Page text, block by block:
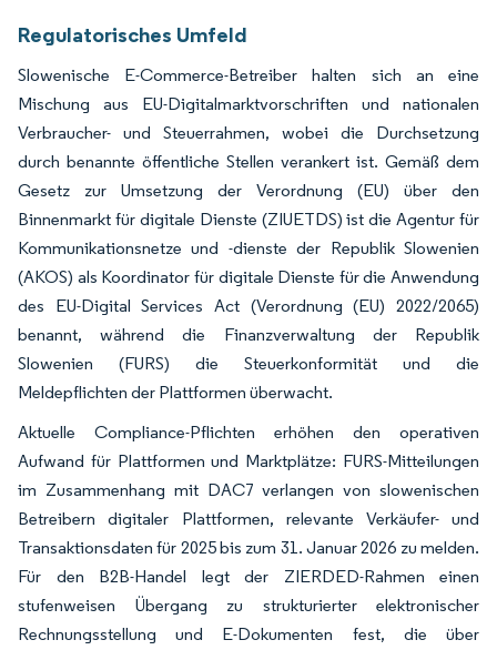
Regulatorisches Umfeld
Slowenische E-Commerce-Betreiber halten sich an eine
Mischung aus EU-Digitalmarktvorschriften und nationalen
Verbraucher- und Steuerrahmen, wobei die Durchsetzung
durch benannte öffentliche Stellen verankert ist. Gemäß dem
Gesetz zur Umsetzung der Verordnung (EU) über den
Binnenmarkt für digitale Dienste (ZIUETDS) ist die Agentur für
Kommunikationsnetze und -dienste der Republik Slowenien
(AKOS) als Koordinator für digitale Dienste für die Anwendung
des EU-Digital Services Act (Verordnung (EU) 2022/2065)
benannt, während die Finanzverwaltung der Republik
Slowenien (FURS) die Steuerkonformität und die
Meldepflichten der Plattformen überwacht.
Aktuelle Compliance-Pflichten erhöhen den operativen
Aufwand für Plattformen und Marktplätze: FURS-Mitteilungen
im Zusammenhang mit DAC7 verlangen von slowenischen
Betreibern digitaler Plattformen, relevante Verkäufer- und
Transaktionsdaten für 2025 bis zum 31. Januar 2026 zu melden.
Für den B2B-Handel legt der ZIERDED-Rahmen einen
stufenweisen Übergang zu strukturierter elektronischer
Rechnungsstellung und E-Dokumenten fest, die über